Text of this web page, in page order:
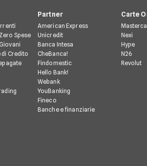
Spese
Credito
Partner
American Express
Unicredit
Banca Intesa
CheBanca!
Findomestic
Hello Bank!
Webank
YouBanking
Fineco
Banche e finanziarie
Carte
Nexi
Hype
N26
Revolut